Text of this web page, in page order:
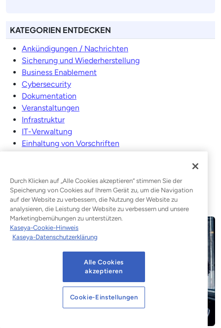
KATEGORIEN ENTDECKEN
Ankündigungen / Nachrichten
Sicherung und Wiederherstellung
Business Enablement
Cybersecurity
Dokumentation
Veranstaltungen
Infrastruktur
IT-Verwaltung
Einhaltung von Vorschriften
Technisch
Die Woche im Breach
Uncategorized
Durch Klicken auf „Alle Cookies akzeptieren“ stimmen Sie der
Speicherung von Cookies auf Ihrem Gerät zu, um die Navigation
auf der Website zu verbessern, die Nutzung der Website zu
analysieren, die Leistung der Website zu verbessern und unsere
Marketingbemühungen zu unterstützen.
Kaseya-Cookie-Hinweis
Kaseya-Datenschutzerklärung
Alle Cookies
akzeptieren
Cookie-Einstellungen